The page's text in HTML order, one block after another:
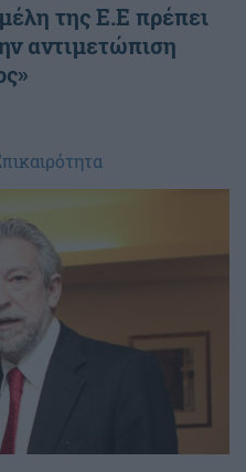
της Ε.Ε πρέπει
αντιμετώπιση